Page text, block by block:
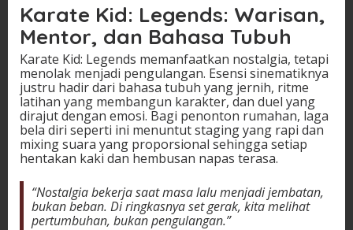
Karate Kid: Legends: Warisan,
Mentor, dan Bahasa Tubuh
Karate Kid: Legends memanfaatkan nostalgia, tetapi
menolak menjadi pengulangan. Esensi sinematiknya
justru hadir dari bahasa tubuh yang jernih, ritme
latihan yang membangun karakter, dan duel yang
dirajut dengan emosi. Bagi penonton rumahan, laga
bela diri seperti ini menuntut staging yang rapi dan
mixing suara yang proporsional sehingga setiap
hentakan kaki dan hembusan napas terasa.
“Nostalgia bekerja saat masa lalu menjadi jembatan,
bukan beban. Di ringkasnya set gerak, kita melihat
pertumbuhan, bukan pengulangan.”